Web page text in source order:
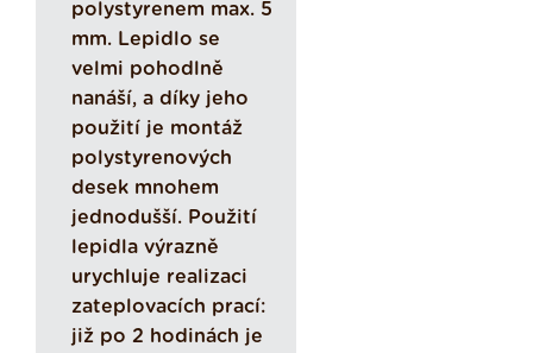
polystyrenem max. 5
mm. Lepidlo se
velmi pohodlně
nanáší, a díky jeho
použití je montáž
polystyrenových
desek mnohem
jednodušší. Použití
lepidla výrazně
urychluje realizaci
zateplovacích prací:
již po 2 hodinách je